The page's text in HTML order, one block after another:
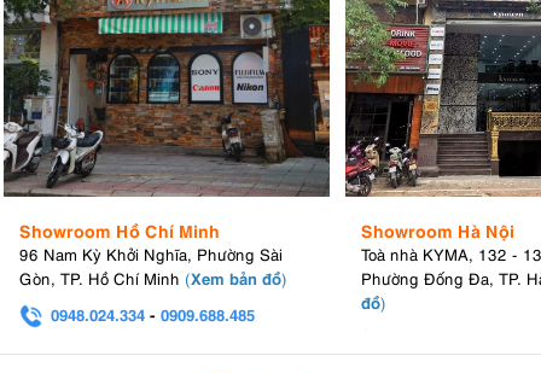
Showroom Hồ Chí Minh
96 Nam Kỳ Khởi Nghĩa, Phường Sài
Gòn, TP. Hồ Chí Minh (Xem bản đồ)
0948.024.334 - 0909.688.485
Showroom Hà Nội
Toà nhà KYMA, 132 -
Phường Đống Đa, TP.
đồ)